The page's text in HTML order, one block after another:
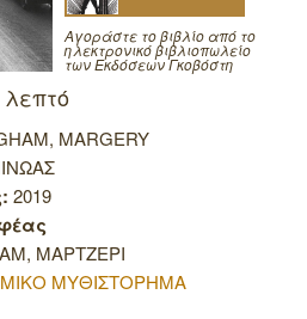
Αγοράστε το βιβλίο από το
ηλεκτρονικό βιβλιοπωλείο
των Εκδόσεων Γκοβόστη
MARGERY
2019
ΜΑΡΤΖΕΡΙ
ΜΥΘΙΣΤΟΡΗΜΑ